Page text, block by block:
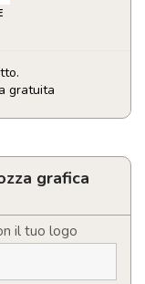
gratuita
grafica
il tuo logo